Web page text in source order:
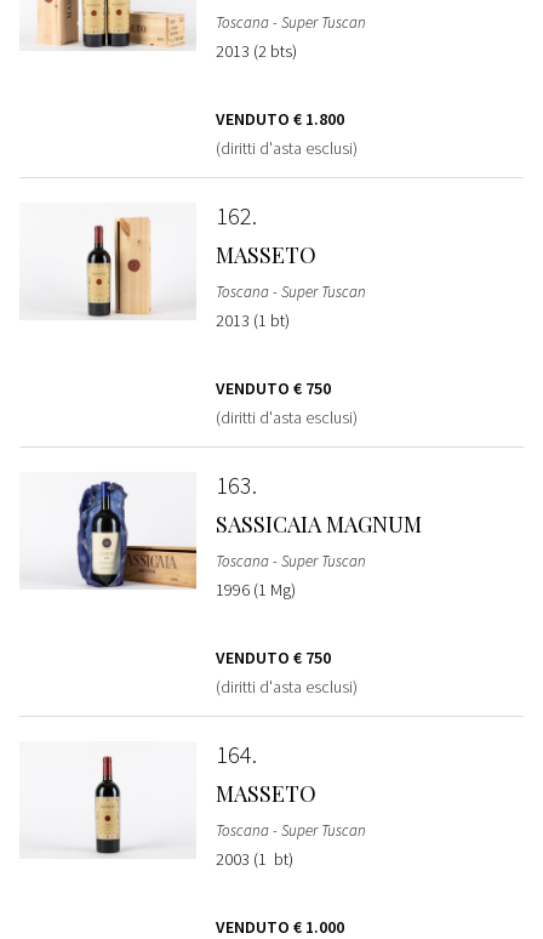
Toscana - Super Tuscan
2013 (2 bts)
VENDUTO € 1.800
(diritti d'asta esclusi)
162
MASSETO
Toscana - Super Tuscan
2013 (1 bt)
VENDUTO € 750
(diritti d'asta esclusi)
163
SASSICAIA MAGNUM
Toscana - Super Tuscan
1996 (1 Mg)
VENDUTO € 750
(diritti d'asta esclusi)
164
MASSETO
Toscana - Super Tuscan
2003 (1 bt)
VENDUTO € 1.000